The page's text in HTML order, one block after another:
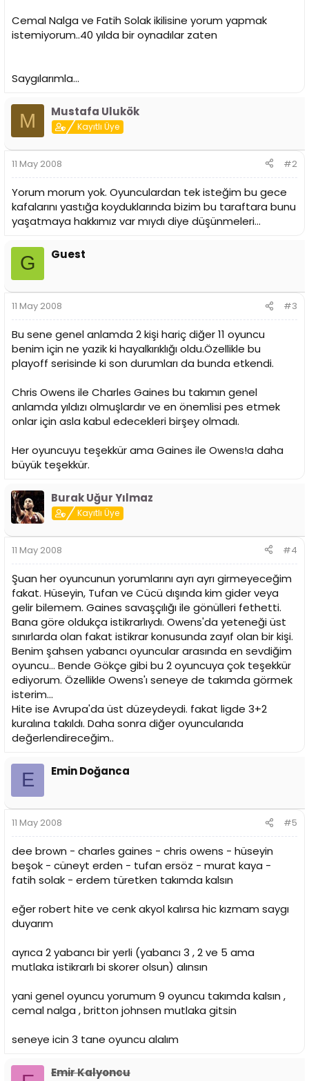
Cemal Nalga ve Fatih Solak ikilisine yorum yapmak
istemiyorum..40 yılda bir oynadılar zaten
Saygılarımla...
M Mustafa Ulukök
Kayıtlı Üye
11 May 2008 #2
Yorum morum yok. Oyunculardan tek isteğim bu gece
kafalarını yastığa koyduklarında bizim bu taraftara bunu
yaşatmaya hakkımız var mıydı diye düşünmeleri...
G Guest
11 May 2008 #3
Bu sene genel anlamda 2 kişi hariç diğer 11 oyuncu
benim için ne yazik ki hayalkırıklığı oldu.Özellikle bu
playoff serisinde ki son durumları da bunda etkendi.
Chris Owens ile Charles Gaines bu takımın genel
anlamda yıldızı olmuşlardır ve en önemlisi pes etmek
onlar için asla kabul edecekleri birşey olmadı.
Her oyuncuyu teşekkür ama Gaines ile Owens!a daha
büyük teşekkür.
Burak Uğur Yılmaz
Kayıtlı Üye
11 May 2008 #4
Şuan her oyuncunun yorumlarını ayrı ayrı girmeyeceğim
fakat. Hüseyin, Tufan ve Cücü dışında kim gider veya
gelir bilemem. Gaines savaşçılığı ile gönülleri fethetti.
Bana göre oldukça istikrarlıydı. Owens'da yeteneği üst
sınırlarda olan fakat istikrar konusunda zayıf olan bir kişi.
Benim şahsen yabancı oyuncular arasında en sevdiğim
oyuncu... Bende Gökçe gibi bu 2 oyuncuya çok teşekkür
ediyorum. Özellikle Owens'ı seneye de takımda görmek
isterim...
Hite ise Avrupa'da üst düzeydeydi. fakat ligde 3+2
kuralına takıldı. Daha sonra diğer oyuncularıda
değerlendireceğim..
E Emin Doğanca
11 May 2008 #5
dee brown - charles gaines - chris owens - hüseyin
beşok - cüneyt erden - tufan ersöz - murat kaya -
fatih solak - erdem türetken takımda kalsın
eğer robert hite ve cenk akyol kalırsa hic kızmam saygı
duyarım
ayrıca 2 yabancı bir yerli (yabancı 3 , 2 ve 5 ama
mutlaka istikrarlı bi skorer olsun) alınsın
yani genel oyuncu yorumum 9 oyuncu takımda kalsın ,
cemal nalga , britton johnsen mutlaka gitsin
seneye icin 3 tane oyuncu alalım
Emir Kalyoncu